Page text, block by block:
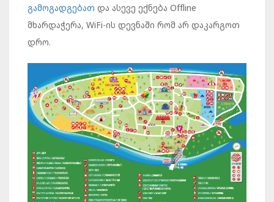
გამოგადგებათ და ასევე ექნება Offline
მხარდაჭერა, WiFi-ის დევნაში რომ არ დაკარგოთ
დრო.